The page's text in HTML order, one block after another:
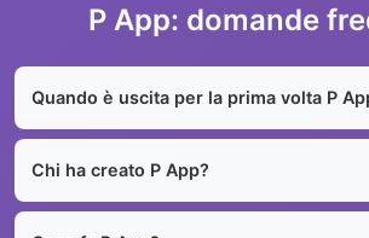
P App: domande
Quando è uscita per la prima volta P
Chi ha creato P App?